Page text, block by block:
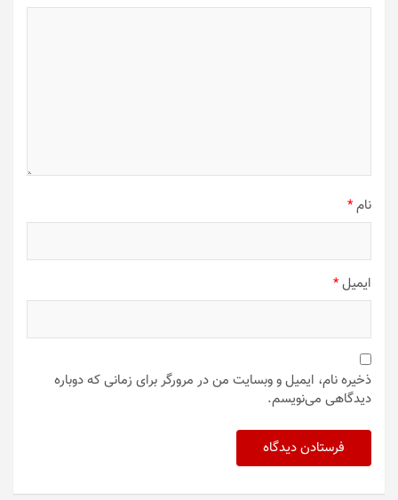
نام*
ایمیل*
ذخیره نام، ایمیل و وبسایت من در مرورگر برای زمانی که دوباره
دیدگاهی می‌نویسم.